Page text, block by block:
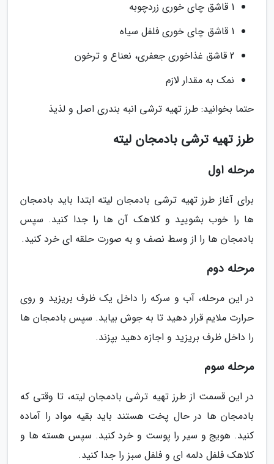
1 قاشق چای خوری زردچوبه
1 قاشق چای خوری فلفل سیاه
2 قاشق غذاخوری جعفری، نعناع و ترخون
نمک به مقدار لازم
حتما بخوانید: طرز تهیه ترشی انبه بندری اصل و لذیذ
طرز تهیه ترشی بادمجان لیته
مرحله اول
برای آغاز طرز تهیه ترشی بادمجان لیته ابتدا باید بادمجان
ها را خوب بشویید و کلاهک آن ها را جدا کنید. سپس
بادمجان ها را از وسط نصف و به صورت حلقه ای خرد کنید.
مرحله دوم
در این مرحله، آب و سرکه را داخل یک ظرف بریزید و روی
حرارت ملایم قرار دهید تا به جوش بیاید. سپس بادمجان ها
را داخل ظرف بریزید و اجازه دهید بپزند.
مرحله سوم
در این قسمت از طرز تهیه ترشی بادمجان لیته، تا وقتی که
بادمجان ها در حال پخت هستند باید بقیه مواد را آماده
کنید. هویج و سیر را پوست و خرد کنید. سپس هسته ها و
کلاهک فلفل دلمه ای و فلفل سبز را جدا کنید.